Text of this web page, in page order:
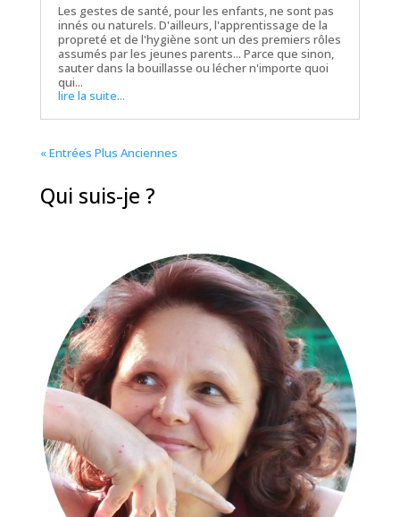
Les gestes de santé, pour les enfants, ne sont pas
innés ou naturels. D'ailleurs, l'apprentissage de la
propreté et de l'hygiène sont un des premiers rôles
assumés par les jeunes parents... Parce que sinon,
sauter dans la bouillasse ou lécher n'importe quoi
qui...
lire la suite...
« Entrées Plus Anciennes
Qui suis-je ?